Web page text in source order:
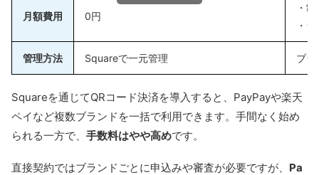
月額費用 0円
・
・
管理方法 Squareで一元管理 ブラ
Squareを通じてQRコード決済を導入すると、PayPayや楽天
ペイなど複数ブランドを一括で利用できます。手間なく始め
られる一方で、 手数料はやや高めです。
直接契約ではブランドごとに申込みや審査が必要ですが、 Pa